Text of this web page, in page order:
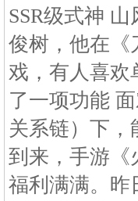
SSR级式神 山
俊树，他在《
戏，有人喜欢
了一项功能
关系链）下
到来，手游《
福利满满。昨